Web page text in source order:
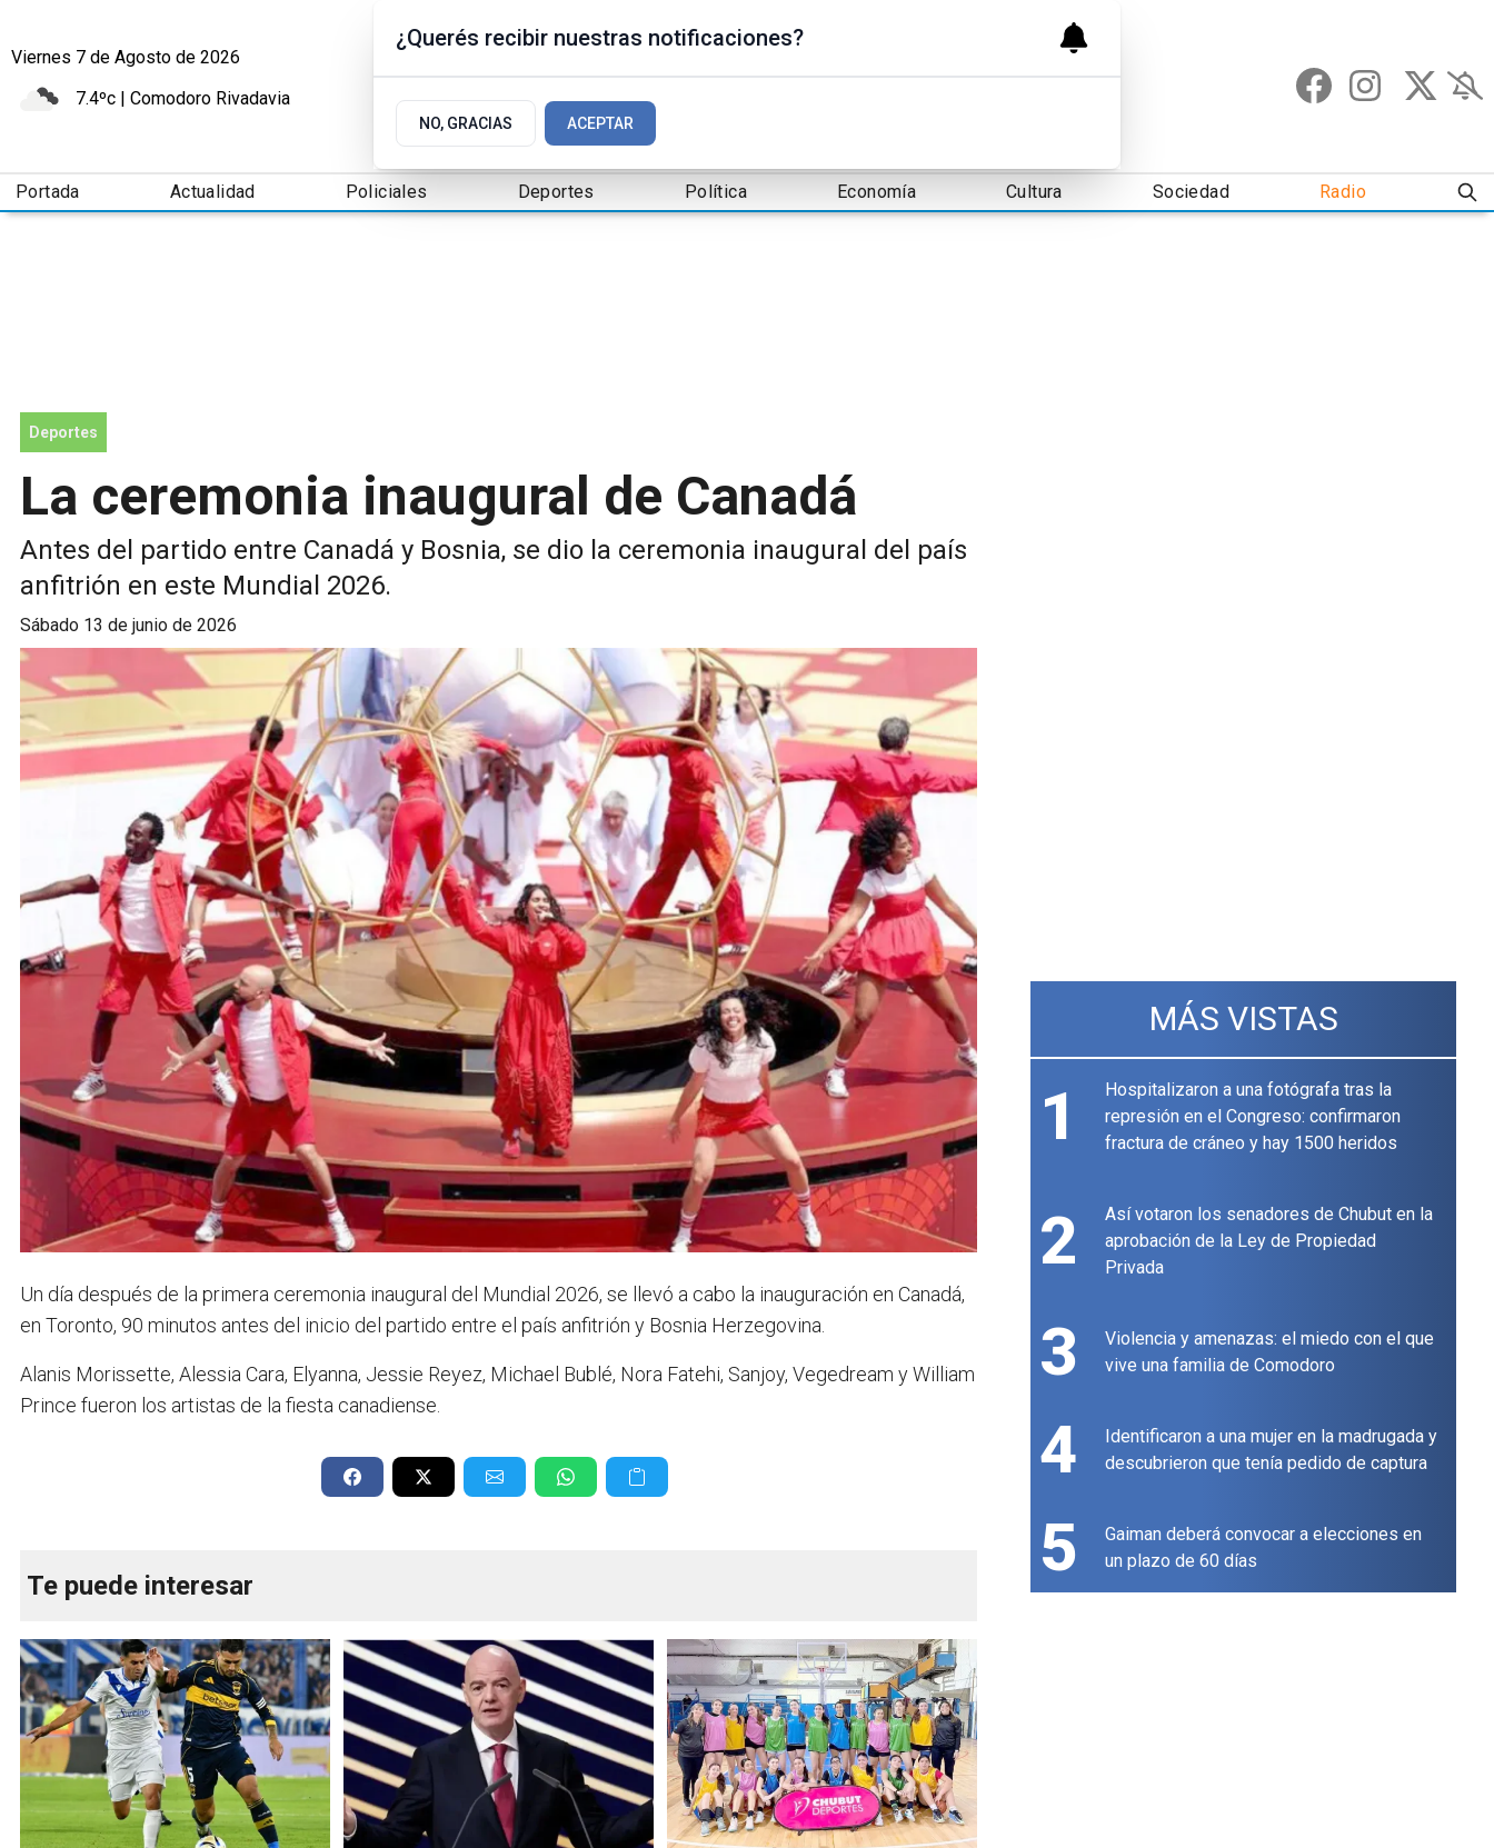
Viernes 7 de Agosto de 2026
7.4ºc | Comodoro Rivadavia
Portada Actualidad Policiales Deportes Política Economía Cultura Sociedad Radio
Deportes
La ceremonia inaugural de Canadá
Antes del partido entre Canadá y Bosnia, se dio la ceremonia inaugural del país
anfitrión en este Mundial 2026.
sábado 13 de junio de 2026
Un día después de la primera ceremonia inaugural del Mundial 2026, se llevó a cabo la inauguración en Canadá,
en Toronto, 90 minutos antes del inicio del partido entre el país anfitrión y Bosnia Herzegovina.
Alanis Morissette, Alessia Cara, Elyanna, Jessie Reyez, Michael Bublé, Nora Fatehi, Sanjoy, Vegedream y William
Prince fueron los artistas de la fiesta canadiense.
Te puede interesar
MÁS VISTAS
1
Hospitalizaron a una fotógrafa tras la
represión en el Congreso: confirmaron
fractura de cráneo y hay 1500 heridos
2
Así votaron los senadores de Chubut en la
aprobación de la Ley de Propiedad
Privada
3
Violencia y amenazas: el miedo con el que
vive una familia de Comodoro
4
Identificaron a una mujer en la madrugada y
descubrieron que tenía pedido de captura
5
Gaiman deberá convocar a elecciones en
un plazo de 60 días
¿Querés recibir nuestras notificaciones?
NO, GRACIAS ACEPTAR